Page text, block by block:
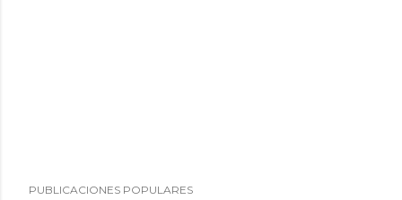
PUBLICACIONES POPULARES